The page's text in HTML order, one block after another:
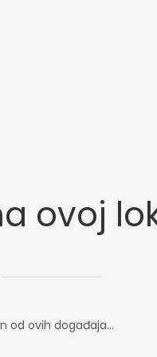
ovoj
od ovih događaja...